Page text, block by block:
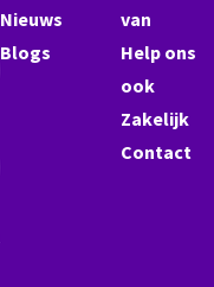
Nieuws
Blogs
van
Help ons
ook
Zakelijk
Contact